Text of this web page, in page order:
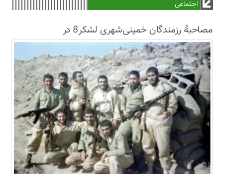
اجتماعی
مصاحبۀ رزمندگان خمینی‌شهری لشکر8 در
سال63+فیلم